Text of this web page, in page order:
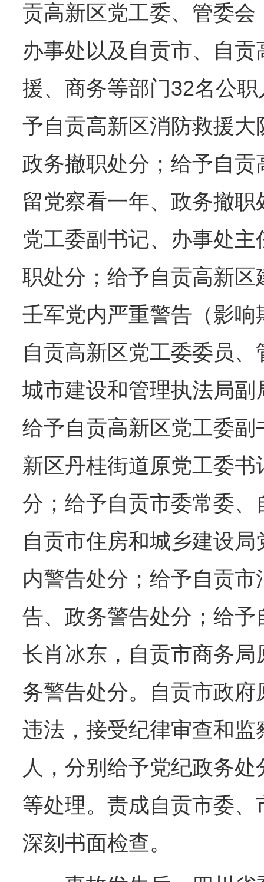
贡高新区党工委、管委
办事处以及自贡市、自
援、商务等部门32名公
予自贡高新区消防救援
政务撤职处分；给予自
留党察看一年、政务撤
党工委副书记、办事处
职处分；给予自贡高新
壬军党内严重警告（影
自贡高新区党工委委员
城市建设和管理执法局
给予自贡高新区党工委
新区丹桂街道原党工委
分；给予自贡市委常委
自贡市住房和城乡建设
内警告处分；给予自贡
告、政务警告处分；给
长肖冰东，自贡市商务
务警告处分。自贡市政
违法，接受纪律审查和
人，分别给予党纪政务
等处理。责成自贡市委
深刻书面检查。